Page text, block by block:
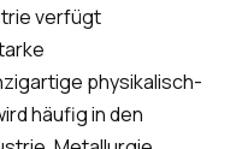
verfügt
physikalisch-
häufig in den